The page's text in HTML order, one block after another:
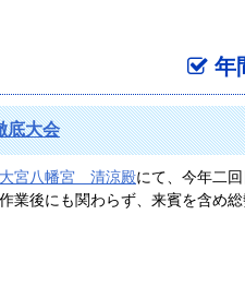
年
底大会
大宮八幡宮 清涼殿にて、今年二
作業後にも関わらず、来賓を含め